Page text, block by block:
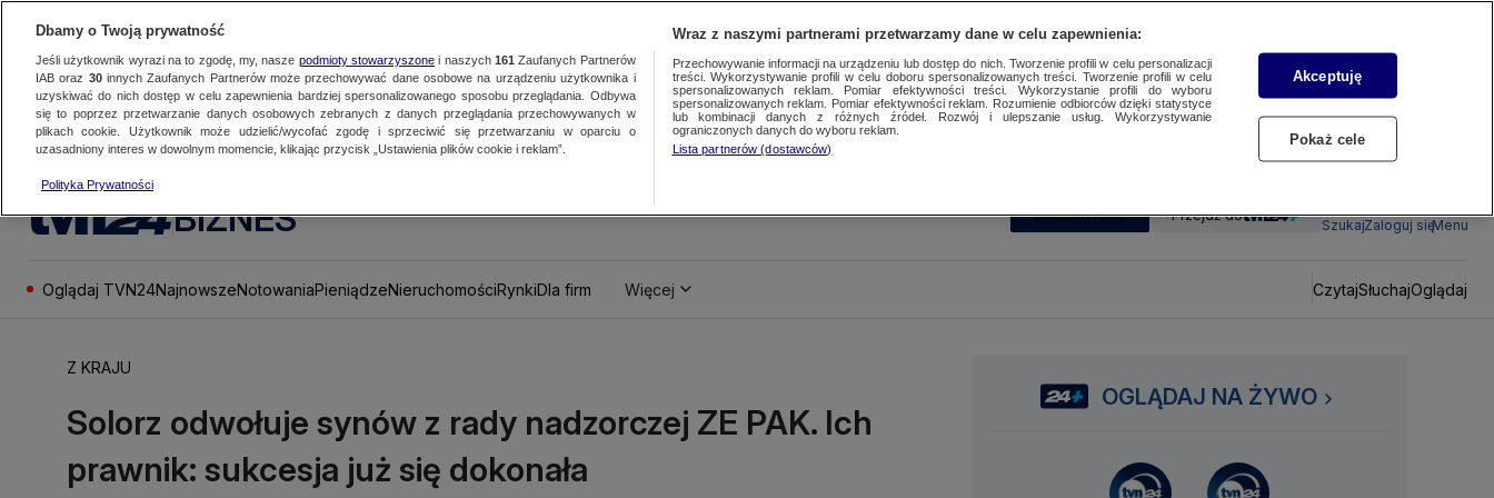
BIZNES SUBSKRYBUJ Przejdź do
SzukajZaloguj sięMenu
Oglądaj TVN24NajnowszeNotowaniaPieniądzeNieruchomościRynkiDla firm Więcej CzytajSłuchajOglądaj
Z KRAJU
Solorz odwołuje synów z rady nadzorczej ZE PAK. Ich
prawnik: sukcesja już się dokonała
OGLĄDAJ NA ŻYWO
Dbamy o Twoją prywatność
Jeśli użytkownik wyrazi na to zgodę, my, nasze podmioty stowarzyszonei naszych 161 Zaufanych Partnerów
IAB oraz 30innych Zaufanych Partnerów może przechowywać dane osobowe na urządzeniu użytkownika i
uzyskiwać do nich dostęp w celu zapewnienia bardziej spersonalizowanego sposobu przeglądania. Odbywa
się to poprzez przetwarzanie danych osobowych zebranych z danych przeglądania przechowywanych w
plikach cookie. Użytkownik może udzielić/wycofać zgodę i sprzeciwić się przetwarzaniu w oparciu o
uzasadniony interes w dowolnym momencie, klikając przycisk „Ustawienia plików cookie i reklam”.
Polityka Prywatności
Wraz z naszymi partnerami przetwarzamy dane w celu zapewnienia:
Przechowywanie informacji na urządzeniu lub dostęp do nich. Tworzenie profili w celu personalizacji
treści. Wykorzystywanie profili w celu doboru spersonalizowanych treści. Tworzenie profili w celu
spersonalizowanych reklam. Pomiar efektywności treści. Wykorzystanie profili do wyboru
spersonalizowanych reklam. Pomiar efektywności reklam. Rozumienie odbiorców dzięki statystyce
lub kombinacji danych z różnych źródeł. Rozwój i ulepszanie usług. Wykorzystywanie
ograniczonych danych do wyboru reklam.
Lista partnerów (dostawców)
Akceptuję
Pokaż cele